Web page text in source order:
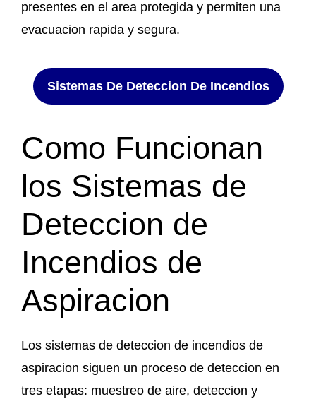
presentes en el area protegida y permiten una
evacuacion rapida y segura.
Sistemas De Deteccion De Incendios
Como Funcionan
los Sistemas de
Deteccion de
Incendios de
Aspiracion
Los sistemas de deteccion de incendios de
aspiracion siguen un proceso de deteccion en
tres etapas: muestreo de aire, deteccion y